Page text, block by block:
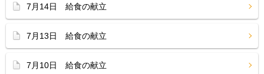
7月14日 給食の献立
7月13日 給食の献立
7月10日 給食の献立